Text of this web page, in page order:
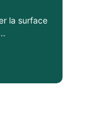
la surface